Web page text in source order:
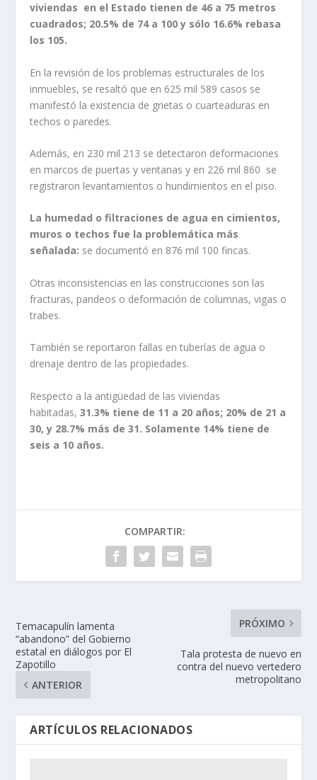
viviendas en el Estado tienen de 46 a 75 metros
cuadrados; 20.5% de 74 a 100 y sólo 16.6% rebasa
los 105.
En la revisión de los problemas estructurales de los
inmuebles, se resaltó que en 625 mil 589 casos se
manifestó la existencia de grietas o cuarteaduras en
techos o paredes.
Además, en 230 mil 213 se detectaron deformaciones
en marcos de puertas y ventanas y en 226 mil 860 se
registraron levantamientos o hundimientos en el piso.
La humedad o filtraciones de agua en cimientos,
muros o techos fue la problemática más
señalada: se documentó en 876 mil 100 fincas.
Otras inconsistencias en las construcciones son las
fracturas, pandeos o deformación de columnas, vigas o
trabes.
También se reportaron fallas en tuberías de agua o
drenaje dentro de las propiedades.
Respecto a la antigüedad de las viviendas
habitadas, 31.3% tiene de 11 a 20 años; 20% de 21 a
30, y 28.7% más de 31. Solamente 14% tiene de
seis a 10 años.
COMPARTIR:
Temacapulín lamenta
“abandono” del Gobierno
estatal en diálogos por El
Zapotillo
ANTERIOR
PRÓXIMO
Tala protesta de nuevo en
contra del nuevo vertedero
metropolitano
ARTÍCULOS RELACIONADOS